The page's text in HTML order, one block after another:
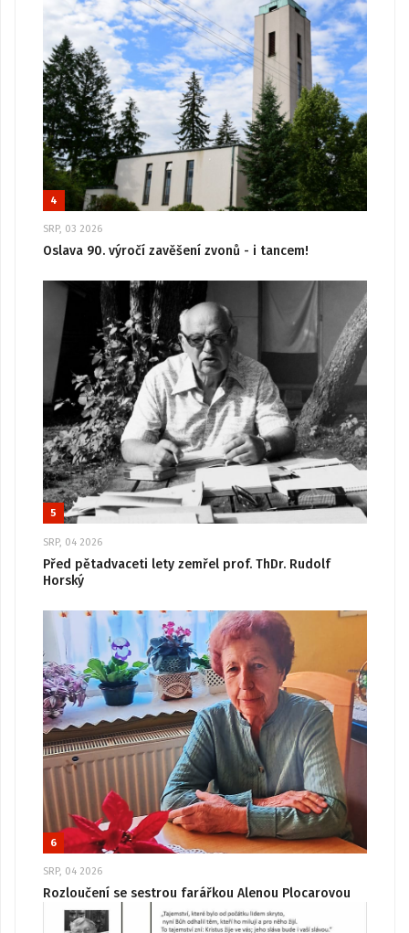
4
SRP, 03 2026
Oslava 90. výročí zavěšení zvonů - i tancem!
5
SRP, 04 2026
Před pětadvaceti lety zemřel prof. ThDr. Rudolf
Horský
6
SRP, 04 2026
Rozloučení se sestrou farářkou Alenou Plocarovou